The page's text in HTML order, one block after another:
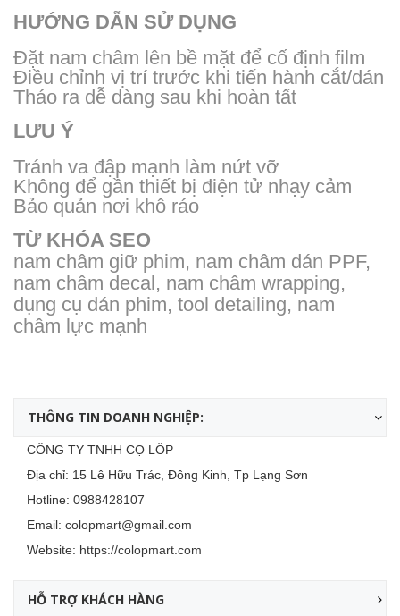
HƯỚNG DẪN SỬ DỤNG
Đặt nam châm lên bề mặt để cố định film
Điều chỉnh vị trí trước khi tiến hành cắt/dán
Tháo ra dễ dàng sau khi hoàn tất
LƯU Ý
Tránh va đập mạnh làm nứt vỡ
Không để gần thiết bị điện tử nhạy cảm
Bảo quản nơi khô ráo
TỪ KHÓA SEO
nam châm giữ phim, nam châm dán PPF,
nam châm decal, nam châm wrapping,
dụng cụ dán phim, tool detailing, nam
châm lực mạnh
THÔNG TIN DOANH NGHIỆP:
CÔNG TY TNHH CỌ LỐP
Địa chỉ: 15 Lê Hữu Trác, Đông Kinh, Tp Lạng Sơn
Hotline: 0988428107
Email: colopmart@gmail.com
Website: https://colopmart.com
HỖ TRỢ KHÁCH HÀNG